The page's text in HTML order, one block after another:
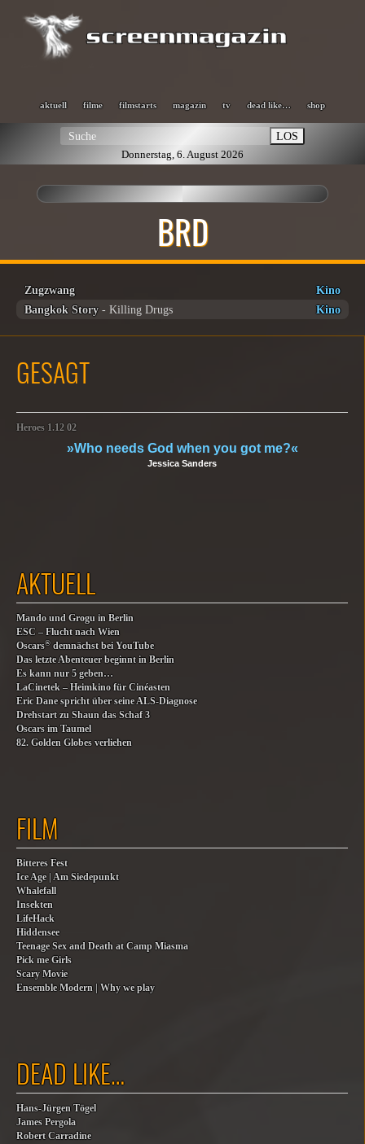
aktuell filme filmstarts magazin tv dead like… shop
LOS
Donnerstag, 6. August 2026
BRD
Zugzwang
Kino
Bangkok Story- Killing Drugs Kino
GESAGT
Heroes 1.12 02
»Who needs God when you got me?«
Jessica Sanders
AKTUELL
Mando und Grogu in Berlin
ESC – Flucht nach Wien
Oscars® demnächst bei YouTube
Das letzte Abenteuer beginnt in Berlin
Es kann nur 5 geben…
LaCinetek – Heimkino für Cinéasten
Eric Dane spricht über seine ALS-Diagnose
Drehstart zu Shaun das Schaf 3
Oscars im Taumel
82. Golden Globes verliehen
FILM
Bitteres Fest
Ice Age | Am Siedepunkt
Whalefall
Insekten
LifeHack
Hiddensee
Teenage Sex and Death at Camp Miasma
Pick me Girls
Scary Movie
Ensemble Modern | Why we play
DEAD LIKE…
Hans-Jürgen Tögel
James Pergola
Robert Carradine